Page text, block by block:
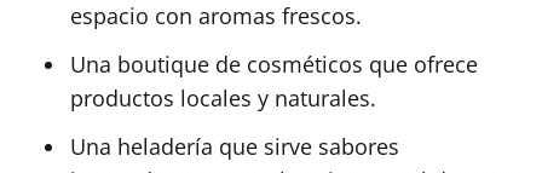
espacio con aromas frescos.
Una boutique de cosméticos que ofrece
productos locales y naturales.
Una heladería que sirve sabores